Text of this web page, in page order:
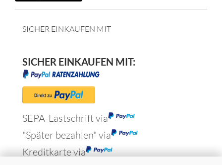
SICHER EINKAUFEN MIT
SICHER EINKAUFEN MIT:
SEPA-Lastschrift via
"Später bezahlen" via
Kreditkarte via